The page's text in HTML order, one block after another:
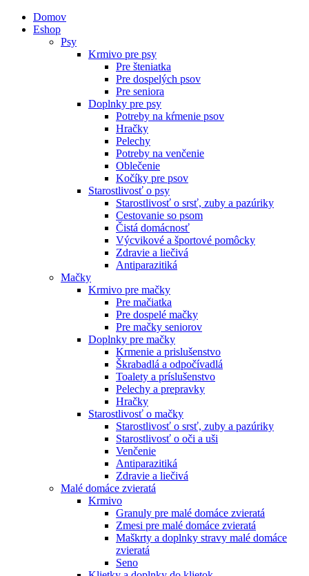
Domov
Eshop
Psy
Krmivo pre psy
Pre šteniatka
Pre dospelých psov
Pre seniora
Doplnky pre psy
Potreby na kŕmenie psov
Hračky
Pelechy
Potreby na venčenie
Oblečenie
Kočíky pre psov
Starostlivosť o psy
Starostlivosť o srsť, zuby a pazúriky
Cestovanie so psom
Čistá domácnosť
Výcvikové a športové pomôcky
Zdravie a liečivá
Antiparazitiká
Mačky
Krmivo pre mačky
Pre mačiatka
Pre dospelé mačky
Pre mačky seniorov
Doplnky pre mačky
Krmenie a prislušenstvo
Škrabadlá a odpočívadlá
Toalety а príslušenstvo
Pelechy a prepravky
Hračky
Starostlivosť o mačky
Starostlivosť o srsť, zuby a pazúriky
Starostlivosť o oči a uši
Venčenie
Antiparazitiká
Zdravie a liečivá
Malé domáce zvieratá
Krmivo
Granuly pre malé domáce zvieratá
Zmesi pre malé domáce zvieratá
Maškrty a doplnky stravy malé domáce
zvieratá
Seno